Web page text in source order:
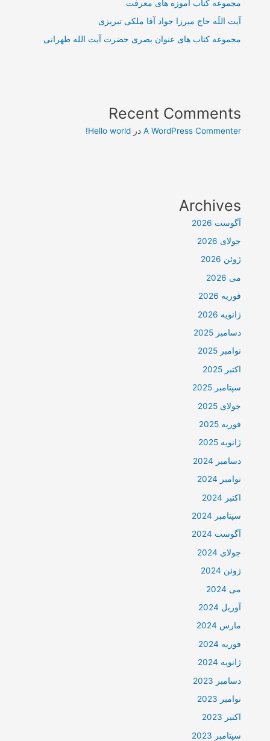
مجموعه کتاب آموزه های معرفت
آیت اللَه حاج میرزا جواد آقا ملکی تبریزی
مجموعه کتاب های عنوان بصری حضرت آیت الله طهرانی
Recent Comments
A WordPress Commenter درHello world!
Archives
آگوست 2026
جولای 2026
ژوئن 2026
می 2026
فوریه 2026
ژانویه 2026
دسامبر 2025
نوامبر 2025
اکتبر 2025
سپتامبر 2025
جولای 2025
فوریه 2025
ژانویه 2025
دسامبر 2024
نوامبر 2024
اکتبر 2024
سپتامبر 2024
آگوست 2024
جولای 2024
ژوئن 2024
می 2024
آوریل 2024
مارس 2024
فوریه 2024
ژانویه 2024
دسامبر 2023
نوامبر 2023
اکتبر 2023
سپتامبر 2023